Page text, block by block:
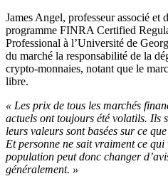
James Angel, professeur associé et
programme FINRA Certified
Professional à l’Université de
du marché la responsabilité de la
crypto-monnaies, notant que le
libre.
« Les prix de tous les marchés
actuels ont toujours été volatils. Ils
leurs valeurs sont basées sur ce
Et personne ne sait vraiment ce
population peut donc changer
généralement. »